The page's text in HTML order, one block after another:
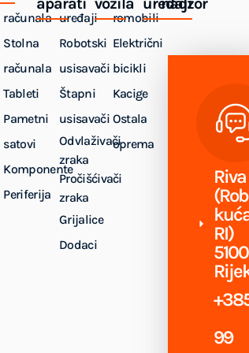
računala
Stolna
računala
Tableti
Pametni
satovi
Komponente
Periferija
uređaji
Robotski
usisavači
Štapni
usisavači
Odvlaživači
zraka
Pročišćivači
zraka
Grijalice
Dodaci
romobili
Električni
bicikli
Kacige
Ostala
oprema
RI)
99